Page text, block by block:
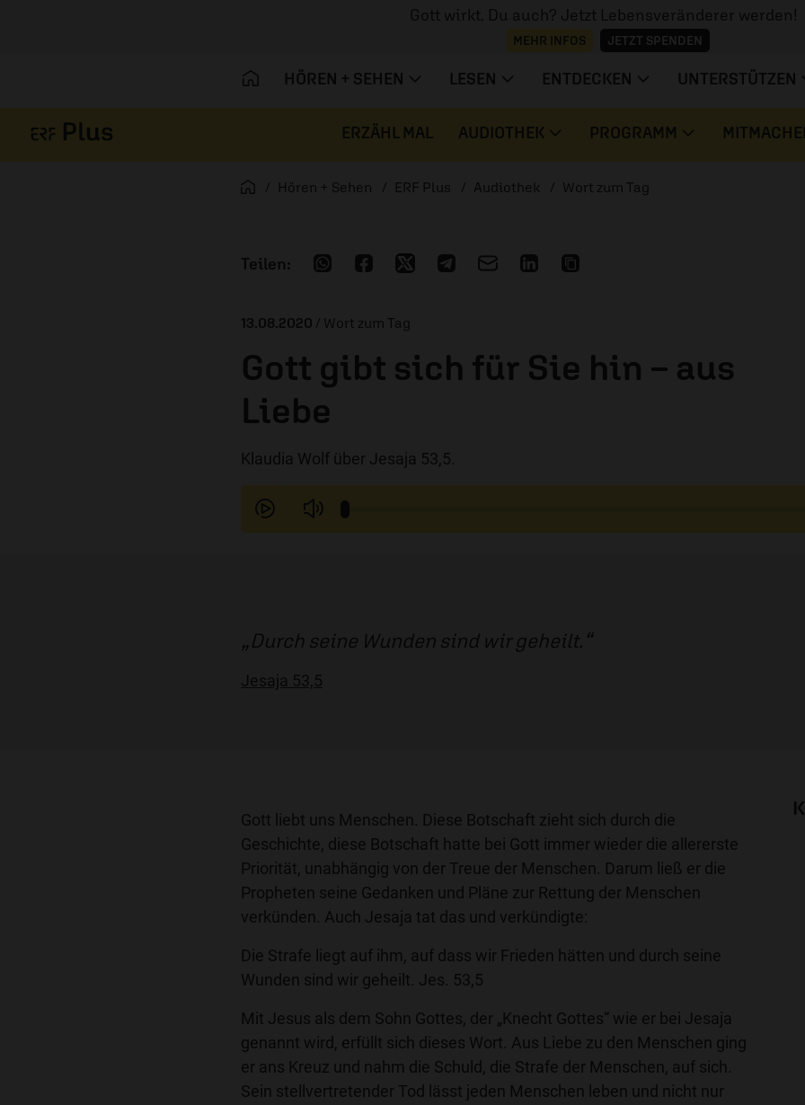
Gott wirkt. Du auch? Jetzt Lebensveränderer werden!
MEHR INFOS JETZT SPENDEN
HÖREN + SEHEN LESEN ENTDECKEN UNTERSTÜTZEN
ERZÄHL MAL AUDIOTHEK PROGRAMM
Startseite
Hören + Sehen ERF Plus Audiothek Wort zum Tag
13.08.2020 / Wort zum Tag
Gott gibt sich für Sie hin – aus
Liebe
Klaudia Wolf über Jesaja 53,5.
Durch seine Wunden sind wir geheilt.
Jesaja 53,5
Gott liebt uns Menschen. Diese Botschaft zieht sich durch die
Geschichte, diese Botschaft hatte bei Gott immer wieder die allererste
Priorität, unabhängig von der Treue der Menschen. Darum ließ er die
Propheten seine Gedanken und Pläne zur Rettung der Menschen
verkünden. Auch Jesaja tat das und verkündigte:
Die Strafe liegt auf ihm, auf dass wir Frieden hätten und durch seine
Wunden sind wir geheilt. Jes. 53,5
Mit Jesus als dem Sohn Gottes, der „Knecht Gottes“ wie er bei Jesaja
genannt wird, erfüllt sich dieses Wort. Aus Liebe zu den Menschen ging
er ans Kreuz und nahm die Schuld, die Strafe der Menschen, auf sich.
Sein stellvertretender Tod lässt jeden Menschen leben und nicht nur